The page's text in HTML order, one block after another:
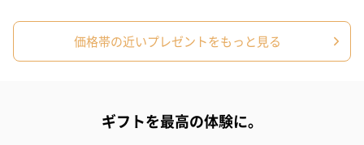
価格帯の近いプレゼントをもっと見る
ギフトを最高の体験に。